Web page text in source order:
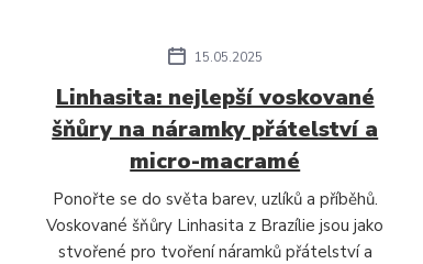
15.05.2025
Linhasita: nejlepší voskované
šňůry na náramky přátelství a
micro-macramé
Ponořte se do světa barev, uzlíků a příběhů.
Voskované šňůry Linhasita z Brazílie jsou jako
stvořené pro tvoření náramků přátelství a